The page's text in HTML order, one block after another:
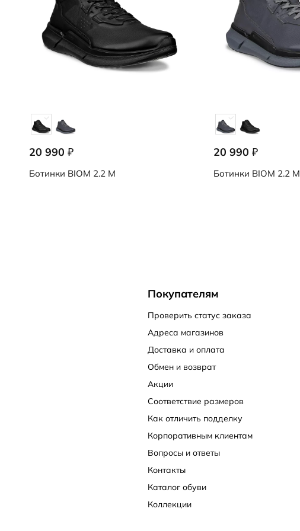
20 990 ₽
Ботинки BIOM 2.2 M
20 990 ₽
Ботинки BIOM 2.2 M
Покупателям
Проверить статус заказа
Адреса магазинов
Доставка и оплата
Обмен и возврат
Акции
Соответствие размеров
Как отличить подделку
Корпоративным клиентам
Вопросы и ответы
Контакты
Каталог обуви
Коллекции